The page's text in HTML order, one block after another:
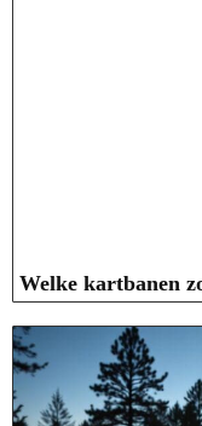
Welke kartbanen